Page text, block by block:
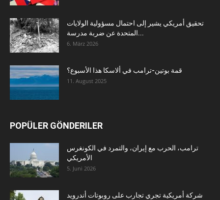
تحقيق أمريكي يشير إلى احتمال مسؤولية الولايات
المتحدة عن ضربة مدرسة...
6. März 2026
قمة بوتين-ترامب في ألاسكا هذا الأسبوع؟
11. August 2025
POPÜLER GÖNDERILER
ترامب، الحرب مع إيران، والتمرد في الكونغرس
الأمريكي
5. Juni 2026
شركة أمريكية تجري تجارب على روبوتات أندرويد